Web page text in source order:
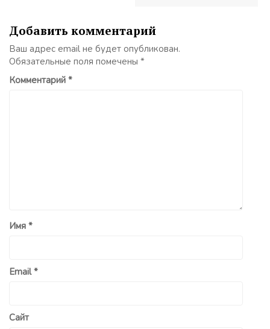
Добавить комментарий
Ваш адрес email не будет опубликован.
Обязательные поля помечены *
Комментарий *
Имя *
Email*
Сайт